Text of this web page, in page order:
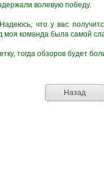
волевую победу.
что у вас
моя команда была самой
тогда обзоров будет
Назад